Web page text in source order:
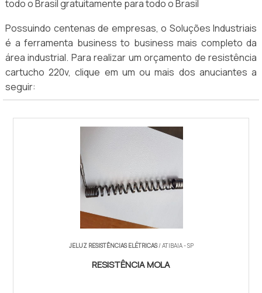
todo o Brasil gratuitamente para todo o Brasil
Possuindo centenas de empresas, o Soluções Industriais
é a ferramenta business to business mais completo da
área industrial. Para realizar um orçamento de resistência
cartucho 220v, clique em um ou mais dos anuciantes a
seguir:
JELUZ RESISTÊNCIAS ELÉTRICAS/ ATIBAIA - SP
RESISTÊNCIA MOLA